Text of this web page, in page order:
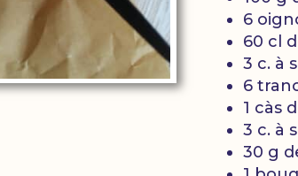
6
60 cl
3 c. à
6
1 càs
3 c. à
30 g